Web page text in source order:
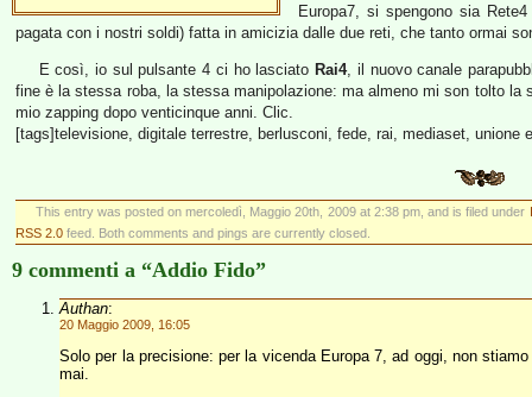
Europa7, si spengono sia
pagata con i nostri soldi) fatta in amicizia dalle due reti, che tanto ormai
E così, io sul pulsante 4 ci ho lasciato Rai4, il nuovo canale
fine è la stessa roba, la stessa manipolazione: ma almeno mi son tolto
mio zapping dopo venticinque anni. Clic.
[tags]televisione, digitale terrestre, berlusconi, fede, rai, mediaset, unione
This entry was posted on mercoledì, Maggio 20th, 2009 at 2:38 pm, and is filed under
RSS 2.0 feed. Both comments and pings are currently closed.
9 commenti a “Addio Fido”
Authan:
20 Maggio 2009, 16:05
Solo per la precisione: per la vicenda Europa 7, ad oggi, non
mai.